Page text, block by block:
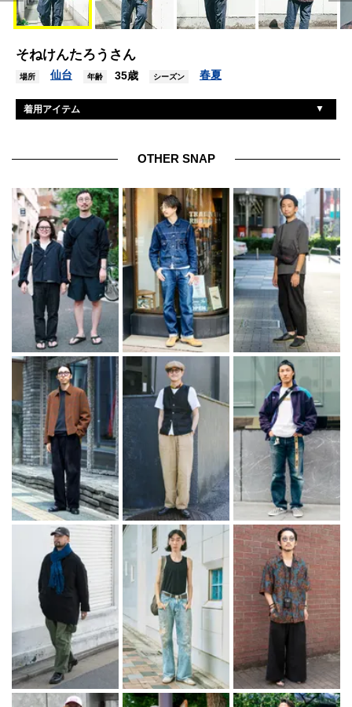
そねけんたろうさん
場所 仙台 年齢 35歳 シーズン 春夏
着用アイテム
シューズ ヴァンズ
帽子 ニューエラ
眼鏡 ゾフ
OTHER SNAP